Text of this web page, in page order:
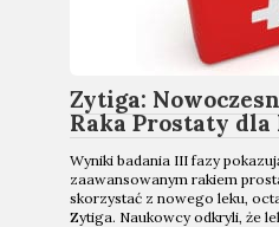
Zytiga:
Raka Prostaty dla
Wyniki badania III fazy
zaawansowanym rakiem
skorzystać z nowego leku,
Zytiga. Naukowcy odkryli, że